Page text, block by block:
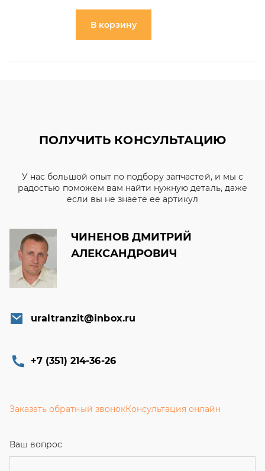
В корзину
ПОЛУЧИТЬ КОНСУЛЬТАЦИЮ
У нас большой опыт по подбору запчастей, и мы с
радостью поможем вам найти нужную деталь, даже
если вы не знаете ее артикул
ЧИНЕНОВ ДМИТРИЙ
АЛЕКСАНДРОВИЧ
uraltranzit@inbox.ru
+7 (351) 214-36-26
Заказать обратный звонокКонсультация онлайн
Ваш вопрос